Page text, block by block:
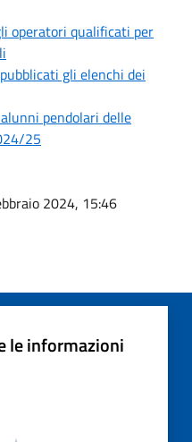
operatori qualificati per
gli elenchi dei
pendolari delle
25
2024, 15:46
le informazioni